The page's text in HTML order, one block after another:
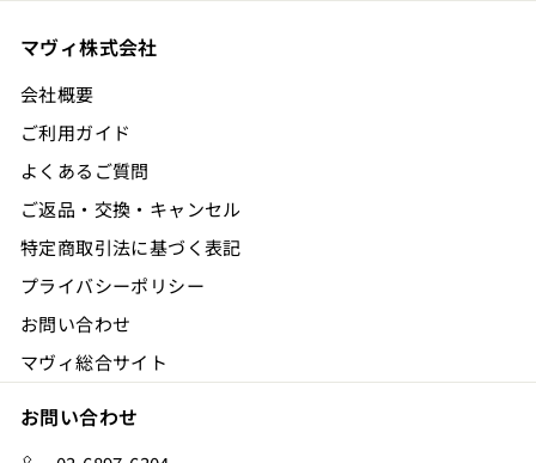
マヴィ株式会社
会社概要
ご利用ガイド
よくあるご質問
ご返品・交換・キャンセル
特定商取引法に基づく表記
プライバシーポリシー
お問い合わせ
マヴィ総合サイト
お問い合わせ